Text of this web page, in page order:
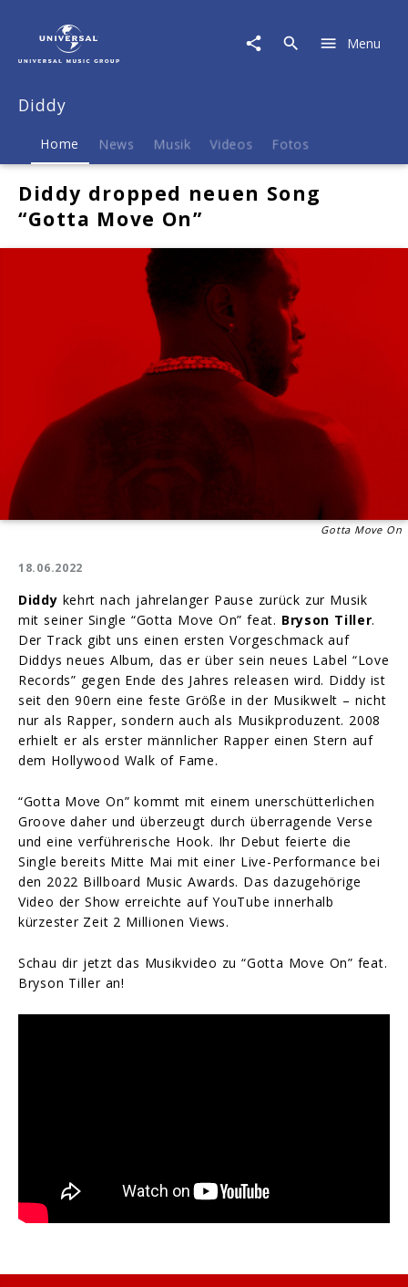
Menu
Diddy
Home News Musik Videos Fotos
Diddy dropped neuen Song
“Gotta Move On”
Gotta Move On
18.06.2022
Diddy kehrt nach jahrelanger Pause zurück zur Musik
mit seiner Single “Gotta Move On” feat. Bryson Tiller.
Der Track gibt uns einen ersten Vorgeschmack auf
Diddys neues Album, das er über sein neues Label “Love
Records” gegen Ende des Jahres releasen wird. Diddy ist
seit den 90ern eine feste Größe in der Musikwelt – nicht
nur als Rapper, sondern auch als Musikproduzent. 2008
erhielt er als erster männlicher Rapper einen Stern auf
dem Hollywood Walk of Fame.
“Gotta Move On” kommt mit einem unerschütterlichen
Groove daher und überzeugt durch überragende Verse
und eine verführerische Hook. Ihr Debut feierte die
Single bereits Mitte Mai mit einer Live-Performance bei
den 2022 Billboard Music Awards. Das dazugehörige
Video der Show erreichte auf YouTube innerhalb
kürzester Zeit 2 Millionen Views.
Schau dir jetzt das Musikvideo zu “Gotta Move On” feat.
Bryson Tiller an!